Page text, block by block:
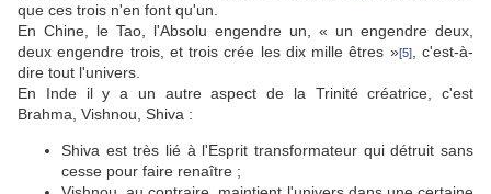
que ces trois n'en font qu'un.
En Chine, le Tao, l'Absolu engendre un, « un engendre deux,
deux engendre trois, et trois crée les dix mille êtres »[5], c'est-à-
dire tout l'univers.
En Inde il y a un autre aspect de la Trinité créatrice, c'est
Brahma, Vishnou, Shiva :
Shiva est très lié à l'Esprit transformateur qui détruit sans
cesse pour faire renaître ;